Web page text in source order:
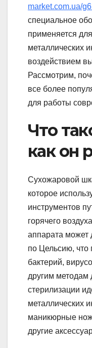
market.com.ua/
специальное
применяется
металлических
воздействием
Рассмотрим,
все более
для работы
Что
как он
Сухожаровой
которое
инструментов
горячего
аппарата может
по Цельсию, что
бактерий,
другим методам
стерилизации
металлических
маникюрные
другие